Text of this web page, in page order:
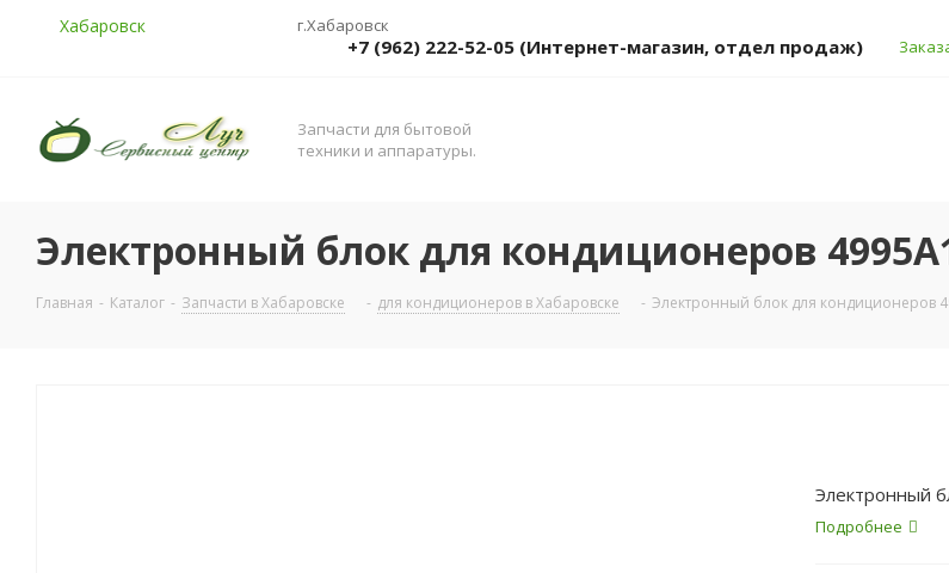
Хабаровск г.Хабаровск
+7 (962) 222-52-05 (Интернет-магазин, отдел продаж)
Запчасти для бытовой
техники и аппаратуры.
Электронный блок для кондиционеров
Главная - Каталог - Запчасти в Хабаровске - для кондиционеров в Хабаровске - Электронный блок для кондиционеров
Электронный
Подробнее